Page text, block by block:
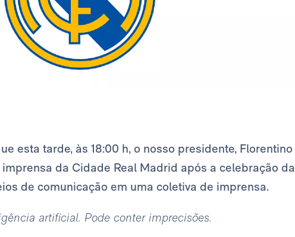
esta tarde, às 18:00 h, o nosso presidente, Florentino
da Cidade Real Madrid após a celebração da
de comunicação em uma coletiva de imprensa.
artificial. Pode conter imprecisões.